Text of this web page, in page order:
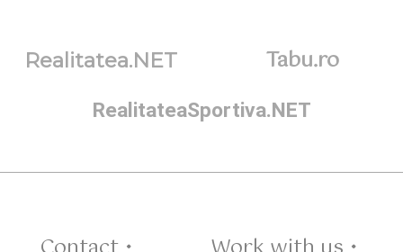
Realitatea.NET Tabu.ro
RealitateaSportiva.NET